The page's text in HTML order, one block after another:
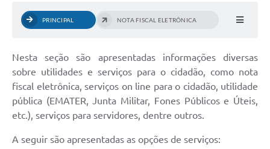
PRINCIPAL NOTA FISCAL ELETRÔNICA
Nesta seção são apresentadas informações diversas
sobre utilidades e serviços para o cidadão, como nota
fiscal eletrônica, serviços on line para o cidadão, utilidade
pública (EMATER, Junta Militar, Fones Públicos e Úteis,
etc.), serviços para servidores, dentre outros.
A seguir são apresentadas as opções de serviços: